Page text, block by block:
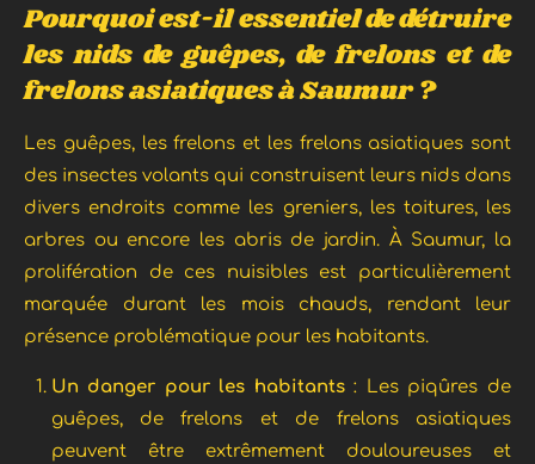
Pourquoi est-il essentiel de détruire
les nids de guêpes, de frelons et de
frelons asiatiques à Saumur ?
Les guêpes, les frelons et les frelons asiatiques sont
des insectes volants qui construisent leurs nids dans
divers endroits comme les greniers, les toitures, les
arbres ou encore les abris de jardin. À Saumur, la
prolifération de ces nuisibles est particulièrement
marquée durant les mois chauds, rendant leur
présence problématique pour les habitants.
Un danger pour les habitants : Les piqûres de
guêpes, de frelons et de frelons asiatiques
peuvent être extrêmement douloureuses et